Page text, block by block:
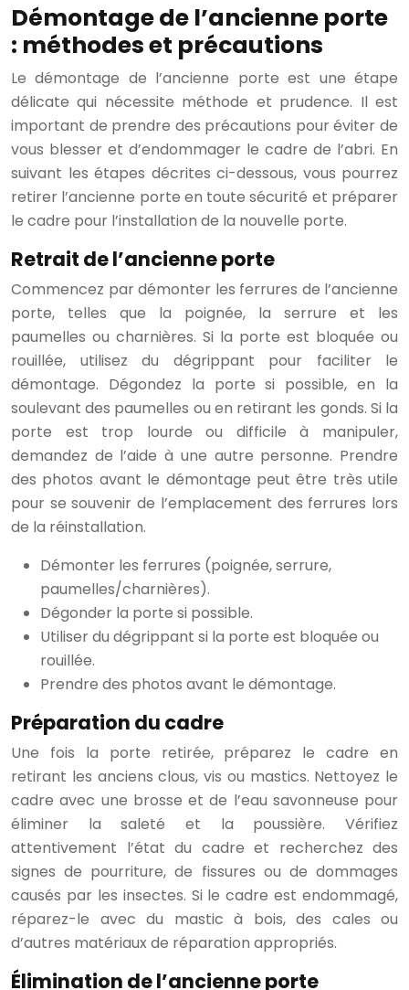
Démontage de l’ancienne porte
: méthodes et précautions
Le démontage de l’ancienne porte est une étape
délicate qui nécessite méthode et prudence. Il est
important de prendre des précautions pour éviter de
vous blesser et d’endommager le cadre de l’abri. En
suivant les étapes décrites ci-dessous, vous pourrez
retirer l’ancienne porte en toute sécurité et préparer
le cadre pour l’installation de la nouvelle porte.
Retrait de l’ancienne porte
Commencez par démonter les ferrures de l’ancienne
porte, telles que la poignée, la serrure et les
paumelles ou charnières. Si la porte est bloquée ou
rouillée, utilisez du dégrippant pour faciliter le
démontage. Dégondez la porte si possible, en la
soulevant des paumelles ou en retirant les gonds. Si la
porte est trop lourde ou difficile à manipuler,
demandez de l’aide à une autre personne. Prendre
des photos avant le démontage peut être très utile
pour se souvenir de l’emplacement des ferrures lors
de la réinstallation.
Démonter les ferrures (poignée, serrure,
paumelles/charnières).
Dégonder la porte si possible.
Utiliser du dégrippant si la porte est bloquée ou
rouillée.
Prendre des photos avant le démontage.
Préparation du cadre
Une fois la porte retirée, préparez le cadre en
retirant les anciens clous, vis ou mastics. Nettoyez le
cadre avec une brosse et de l’eau savonneuse pour
éliminer la saleté et la poussière. Vérifiez
attentivement l’état du cadre et recherchez des
signes de pourriture, de fissures ou de dommages
causés par les insectes. Si le cadre est endommagé,
réparez-le avec du mastic à bois, des cales ou
d’autres matériaux de réparation appropriés.
Élimination de l’ancienne porte